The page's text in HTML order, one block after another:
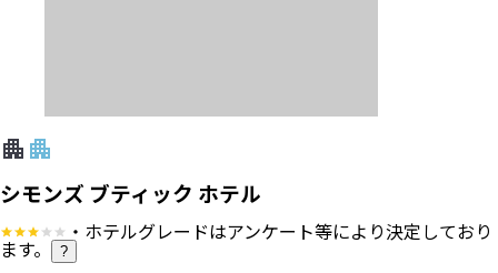
シモンズ ブティック ホテル
・ホテルグレードはアンケート等により決定しており
ます。 ?